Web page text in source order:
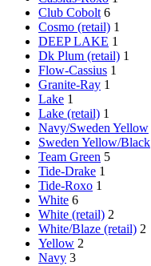
Club Cobolt 6
Cosmo (retail) 1
DEEP LAKE 1
Dk Plum (retail) 1
Flow-Cassius 1
Granite-Ray 1
Lake 1
Lake (retail) 1
Navy/Sweden Yellow
Sweden Yellow/Black
Team Green 5
Tide-Drake 1
Tide-Roxo 1
White 6
White (retail) 2
White/Blaze (retail) 2
Yellow 2
Navy 3